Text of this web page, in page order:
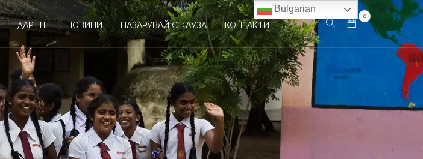
0
ДАРЕТЕ НОВИНИ ПАЗАРУВАЙ С КАУЗА КОНТАКТИ
Bulgarian